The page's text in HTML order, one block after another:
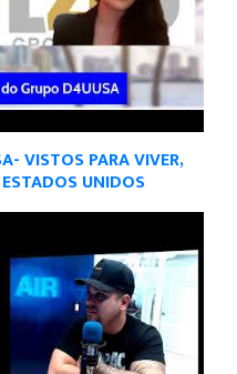
VISTOS PARA VIVER,
UNIDOS